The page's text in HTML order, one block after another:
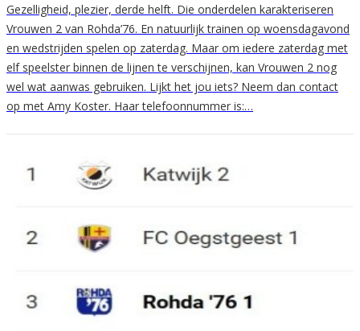
Gezelligheid, plezier, derde helft. Die onderdelen karakteriseren
Vrouwen 2 van Rohda’76. En natuurlijk trainen op woensdagavond
en wedstrijden spelen op zaterdag. Maar om iedere zaterdag met
elf speelster binnen de lijnen te verschijnen, kan Vrouwen 2 nog
wel wat aanwas gebruiken. Lijkt het jou iets? Neem dan contact
op met Amy Koster. Haar telefoonnummer is:…